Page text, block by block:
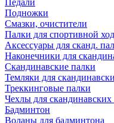
Педали
Подножки
Смазки, очистители
Палки для спортивной
Аксессуары для сканд.
Наконечники для
Скандинавские палки
Темляки для
Треккинговые палки
Чехлы для скандинавских
Бадминтон
Воланы для бадминтона